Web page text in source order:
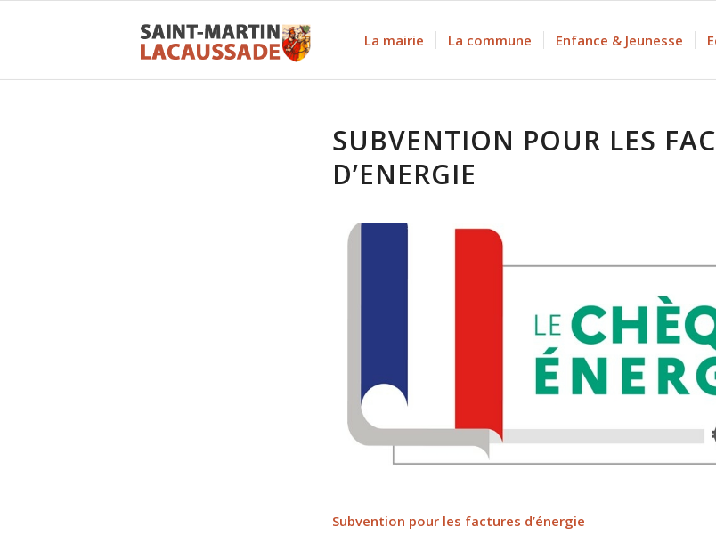
La mairie La commune Enfance & Jeunesse
SUBVENTION POUR LES
D’ENERGIE
Subvention pour les factures d’énergie